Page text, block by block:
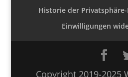
Historie der
Einwilligungen
Copyright 2019-2025